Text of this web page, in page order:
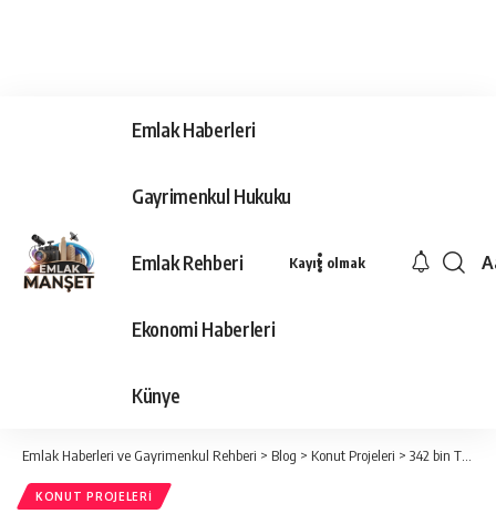
Emlak Haberleri
Gayrimenkul Hukuku
Emlak Rehberi
Ekonomi Haberleri
Künye
Kayıt olmak
Emlak Haberleri ve Gayrimenkul Rehberi > Blog > Konut Projeleri > 342 bin TL’den başlayan fırsatlarla ev sahibi olma imkanı
KONUT PROJELERI